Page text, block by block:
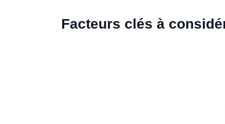
Facteurs clés à